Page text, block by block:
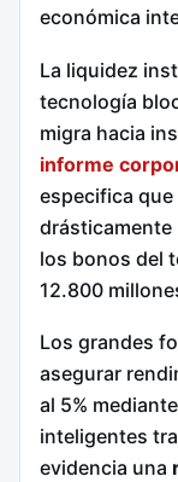
económica
La liquidez
tecnología
migra hacia
informe
especifica
drásticamente
los bonos del
12.800
Los grandes
asegurar
al 5%
inteligentes
evidencia una